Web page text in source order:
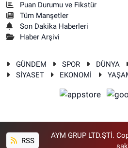
Puan Durumu ve Fikstür
Tüm Manşetler
Son Dakika Haberleri
Haber Arşivi
GÜNDEM SPOR DÜNYA
SİYASET
EKONOMİ
RSS
AYM GRUP LTD.ŞTİ.